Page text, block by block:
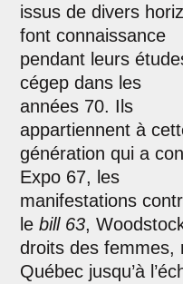
issus de divers
font connaissance
pendant leurs
cégep dans les
années 70. Ils
appartiennent à
génération qui a
Expo 67, les
manifestations
lebill 63,
droits des femmes,
Québec jusqu’à